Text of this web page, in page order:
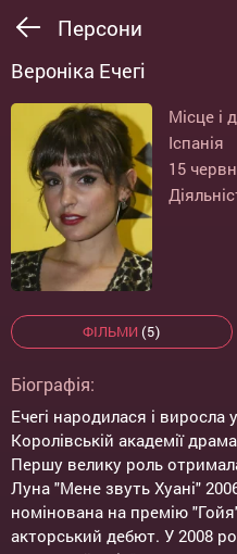
Персони
Вероніка Ечегі
Місце і
Іспанія
15
ФІЛЬМИ (5)
Біографія:
Ечегі народилася і
Королівській академії
Першу велику роль
Луна "Мене звуть Хуані"
номінована на премію
акторський дебют. У 2008